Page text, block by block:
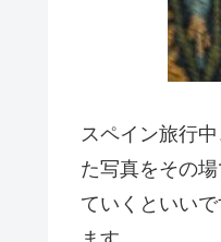
スペイン旅行
た写真をその
ていくといい